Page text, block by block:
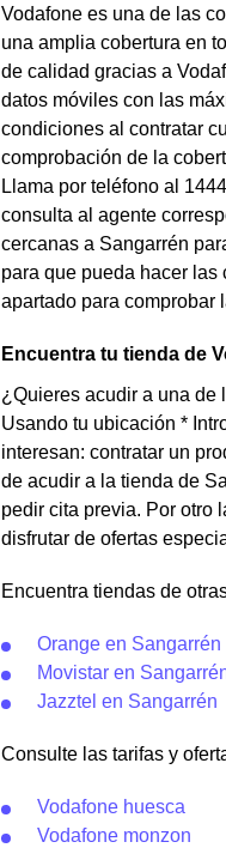
Vodafone es una de las
una amplia cobertura en
de calidad gracias a
datos móviles con las
condiciones al contratar
comprobación de la
Llama por teléfono al
consulta al agente
cercanas a Sangarrén
para que pueda hacer las
apartado para comprobar
Encuentra tu tienda de
¿Quieres acudir a una de
Usando tu ubicación *
interesan: contratar un
de acudir a la tienda de
pedir cita previa. Por otro
disfrutar de ofertas
Encuentra tiendas de
Orange en Sangarrén
Movistar en
Jazztel en Sangarrén
Consulte las tarifas y
Vodafone huesca
Vodafone monzon